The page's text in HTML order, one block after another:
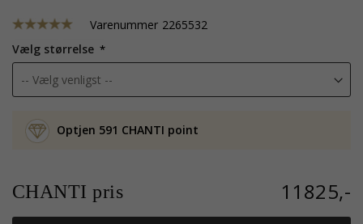
Varenummer 2265532
Vælg størrelse
Optjen 591 CHANTI point
CHANTI pris 11825,-